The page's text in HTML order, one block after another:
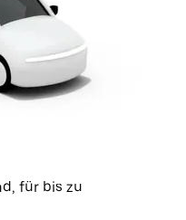
für bis zu